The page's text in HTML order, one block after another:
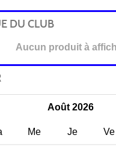
DU CLUB
Aucun produit à
Août 2026
Me Je Ve